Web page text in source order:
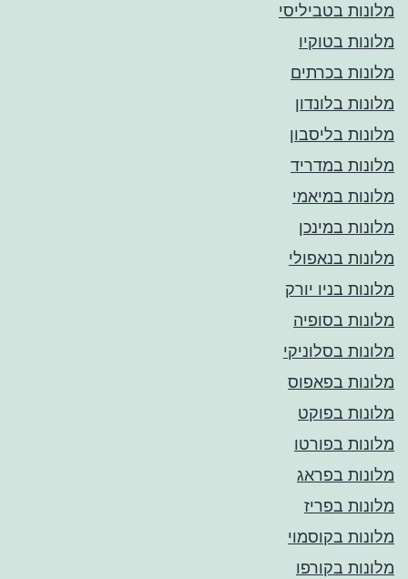
מלונות בטביליסי
מלונות בטוקיו
מלונות בכרתים
מלונות בלונדון
מלונות בליסבון
מלונות במדריד
מלונות במיאמי
מלונות במינכן
מלונות בנאפולי
מלונות בניו יורק
מלונות בסופיה
מלונות בסלוניקי
מלונות בפאפוס
מלונות בפוקט
מלונות בפורטו
מלונות בפראג
מלונות בפריז
מלונות בקוסמוי
מלונות בקורפו